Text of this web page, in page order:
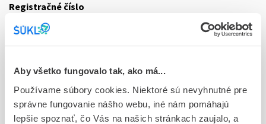
Aby všetko fungovalo tak, ako má...
Používame súbory cookies. Niektoré sú nevyhnutné pre
správne fungovanie nášho webu, iné nám pomáhajú
lepšie spoznať, čo Vás na našich stránkach zaujalo, a
Registračné číslo
87/0850/09-S
Doplnok
spät.klap.)
Stav
D - Registrácia bez obmedzenia platnosti